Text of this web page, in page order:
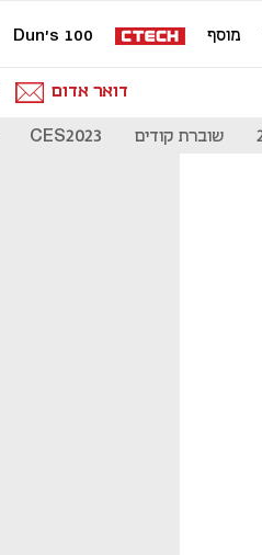
מוסף Dun's 100
דואר אדום
שוברת קודים CES2023